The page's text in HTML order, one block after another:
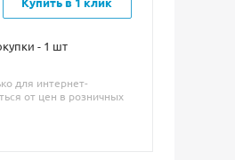
- 1 шт
для интернет-
от цен в розничных